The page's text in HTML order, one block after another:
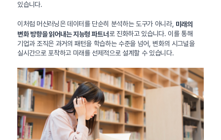
있습니다.
이처럼 머신러닝은 데이터를 단순히 분석하는 도구가 아니라, 미래의
변화 방향을 읽어내는 지능형 파트너로 진화하고 있습니다. 이를 통해
기업과 조직은 과거의 패턴을 학습하는 수준을 넘어, 변화의 시그널을
실시간으로 포착하고 미래를 선제적으로 설계할 수 있습니다.